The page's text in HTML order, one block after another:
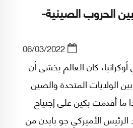
الحروب الصينية-
06/03/2022
كان العالم يخشى أن
الولايات المتحدة والصين
ما أقدمت بكين على إجتياح
الرئيس الأميركي جو بايدن من